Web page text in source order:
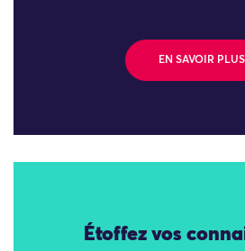
EN SAVOIR PLUS
Étoffez vos